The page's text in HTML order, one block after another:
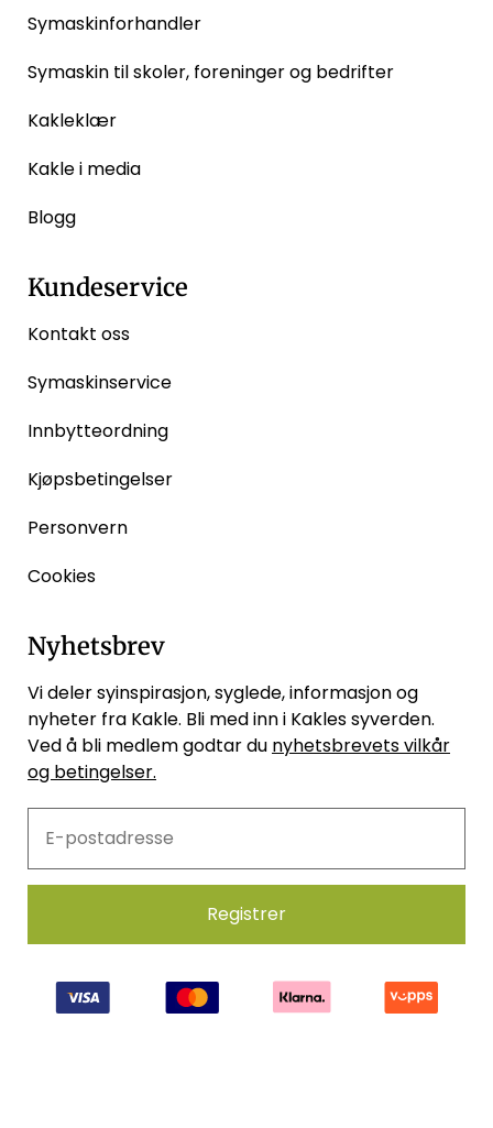
Symaskinforhandler
Symaskin til skoler, foreninger og bedrifter
Kakleklær
Kakle i media
Blogg
Kundeservice
Kontakt oss
Symaskinservice
Innbytteordning
Kjøpsbetingelser
Personvern
Cookies
Nyhetsbrev
Vi deler syinspirasjon, syglede, informasjon og
nyheter fra Kakle. Bli med inn i Kakles syverden.
Ved å bli medlem godtar du nyhetsbrevets vilkår
og betingelser.